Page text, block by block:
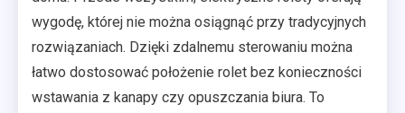
wygodę, której nie można osiągnąć przy tradycyjnych
rozwiązaniach. Dzięki zdalnemu sterowaniu można
łatwo dostosować położenie rolet bez konieczności
wstawania z kanapy czy opuszczania biura. To